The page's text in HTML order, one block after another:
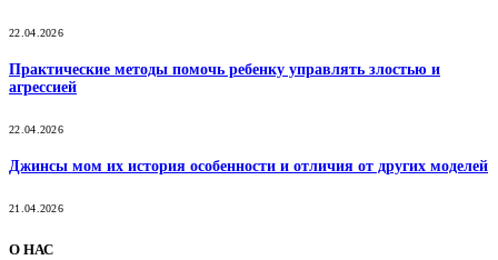
22.04.2026
Практические методы помочь ребенку управлять злостью и
агрессией
22.04.2026
Джинсы мом их история особенности и отличия от других моделей
21.04.2026
О НАС